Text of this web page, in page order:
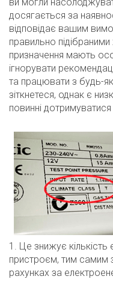
досягається за
відповідає вашим
правильно
призначення мають
ігнорувати
та працювати з будь-
зіткнетеся, однак є
повинні
1. Це знижує
пристроєм, тим самим
рахунках за